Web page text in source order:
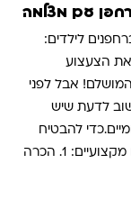
רחפן עם מצלמה
לילדים:
הצעצוע
אבל לפני
לדעת שיש
להבטיח
טיסות בטוחות ולמנוע תאונות, כאן כמה טיפים מקצועיים: 1. הכרה